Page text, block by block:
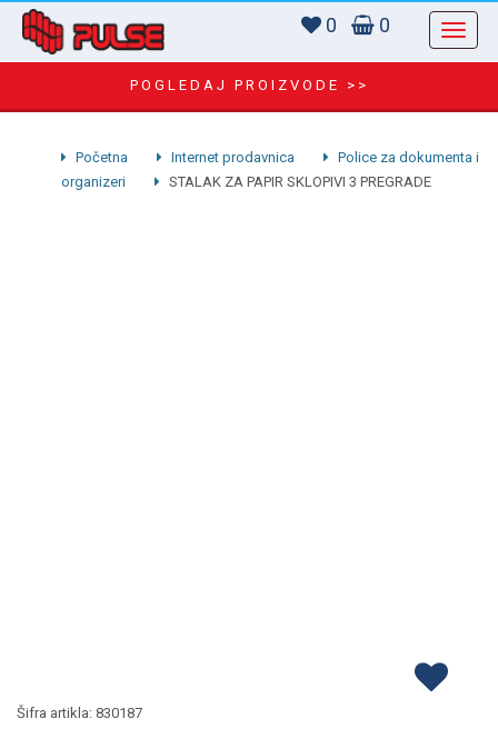
0 0
POGLEDAJ PROIZVODE >>
Početna Internet prodavnica
Police za dokumenta i
organizeri
STALAK ZA PAPIR SKLOPIVI 3 PREGRADE
Šifra artikla: 830187